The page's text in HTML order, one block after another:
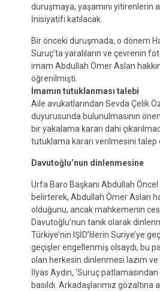
duruşmaya, yaşamını yitirenlerin
İnisiyatifi katılacak.
Bir önceki duruşmada, o dönem
Suruç’ta yaralıların ve çevrenin
imam Abdullah Ömer Aslan
öğrenilmişti.
İmamın tutuklanması talebi
Aile avukatlarından Sevda Çelik
duyurusunda bulunulmasının
bir yakalama kararı dahi
tutuklama kararı verilmesini talep
Davutoğlu’nun dinlenmesine
Urfa Baro Başkanı Abdullah
belirterek, Abdullah Ömer Aslan
olduğunu, ancak mahkemenin
Davutoğlu’nun tanık olarak
Türkiye’nin IŞİD’lilerin Suriye’ye
geçişler engellenmiş olsaydı, bu
olan herkesin dinlenmesi lazım
İlyas Aydın, ‘Suruç
basıldı. Arkadaşlarımız